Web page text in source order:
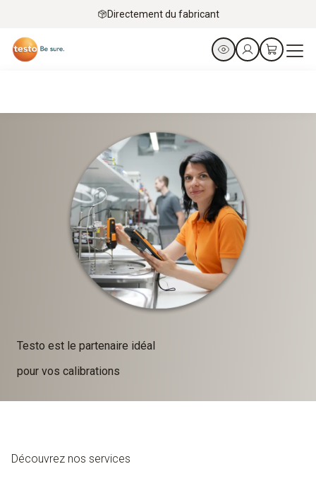
Directement du fabricant
Testo est le partenaire idéal
pour vos calibrations
Découvrez nos services